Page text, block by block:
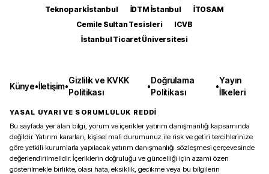
Teknopark İstanbul
İDTM İstanbul
İTOSAM
Cemile Sultan Tesisleri
ICVB
İstanbul Ticaret Üniversitesi
Künye•İletişim•
Gizlilik ve KVKK
Politikası
•
Doğrulama
Politikası
•
Yayın
İlkeleri
YASAL UYARI VE SORUMLULUK REDDİ
Bu sayfada yer alan bilgi, yorum ve içerikler yatırım danışmanlığı kapsamında
değildir. Yatırım kararları, kişisel mali durumunuz ile risk ve getiri tercihlerinize
göre yetkili kurumlarla yapılacak yatırım danışmanlığı sözleşmesi çerçevesinde
değerlendirilmelidir. İçeriklerin doğruluğu ve güncelliği için azami özen
gösterilmekle birlikte, olası hata, eksiklik, gecikme veya bu bilgilerin